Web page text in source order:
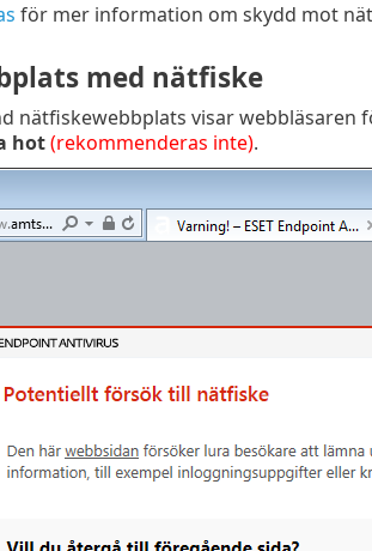
för mer information om skydd mot
med nätfiske
nätfiskewebbplats visar
hot (rekommenderas inte).